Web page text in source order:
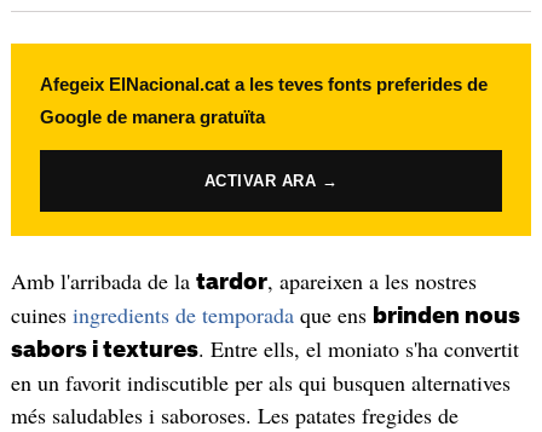
Afegeix ElNacional.cat a les teves fonts preferides de
Google de manera gratuïta
ACTIVAR ARA →
Amb l'arribada de la tardor, apareixen a les nostres
cuines ingredients de temporadaque ens brinden nous
sabors i textures. Entre ells, el moniato s'ha convertit
en un favorit indiscutible per als qui busquen alternatives
més saludables i saboroses. Les patates fregides de